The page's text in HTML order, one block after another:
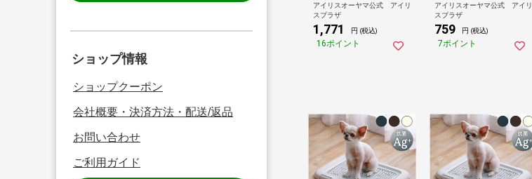
ショップ情報
ショップクーポン
会社概要・決済方法・配送/返品
お問い合わせ
ご利用ガイド
アイリスオーヤマ公式 アイリ
スプラザ
1,771 円 (税込)
16ポイント
アイリスオーヤマ公式 アイリ
スプラザ
759 円 (税込)
7ポイント